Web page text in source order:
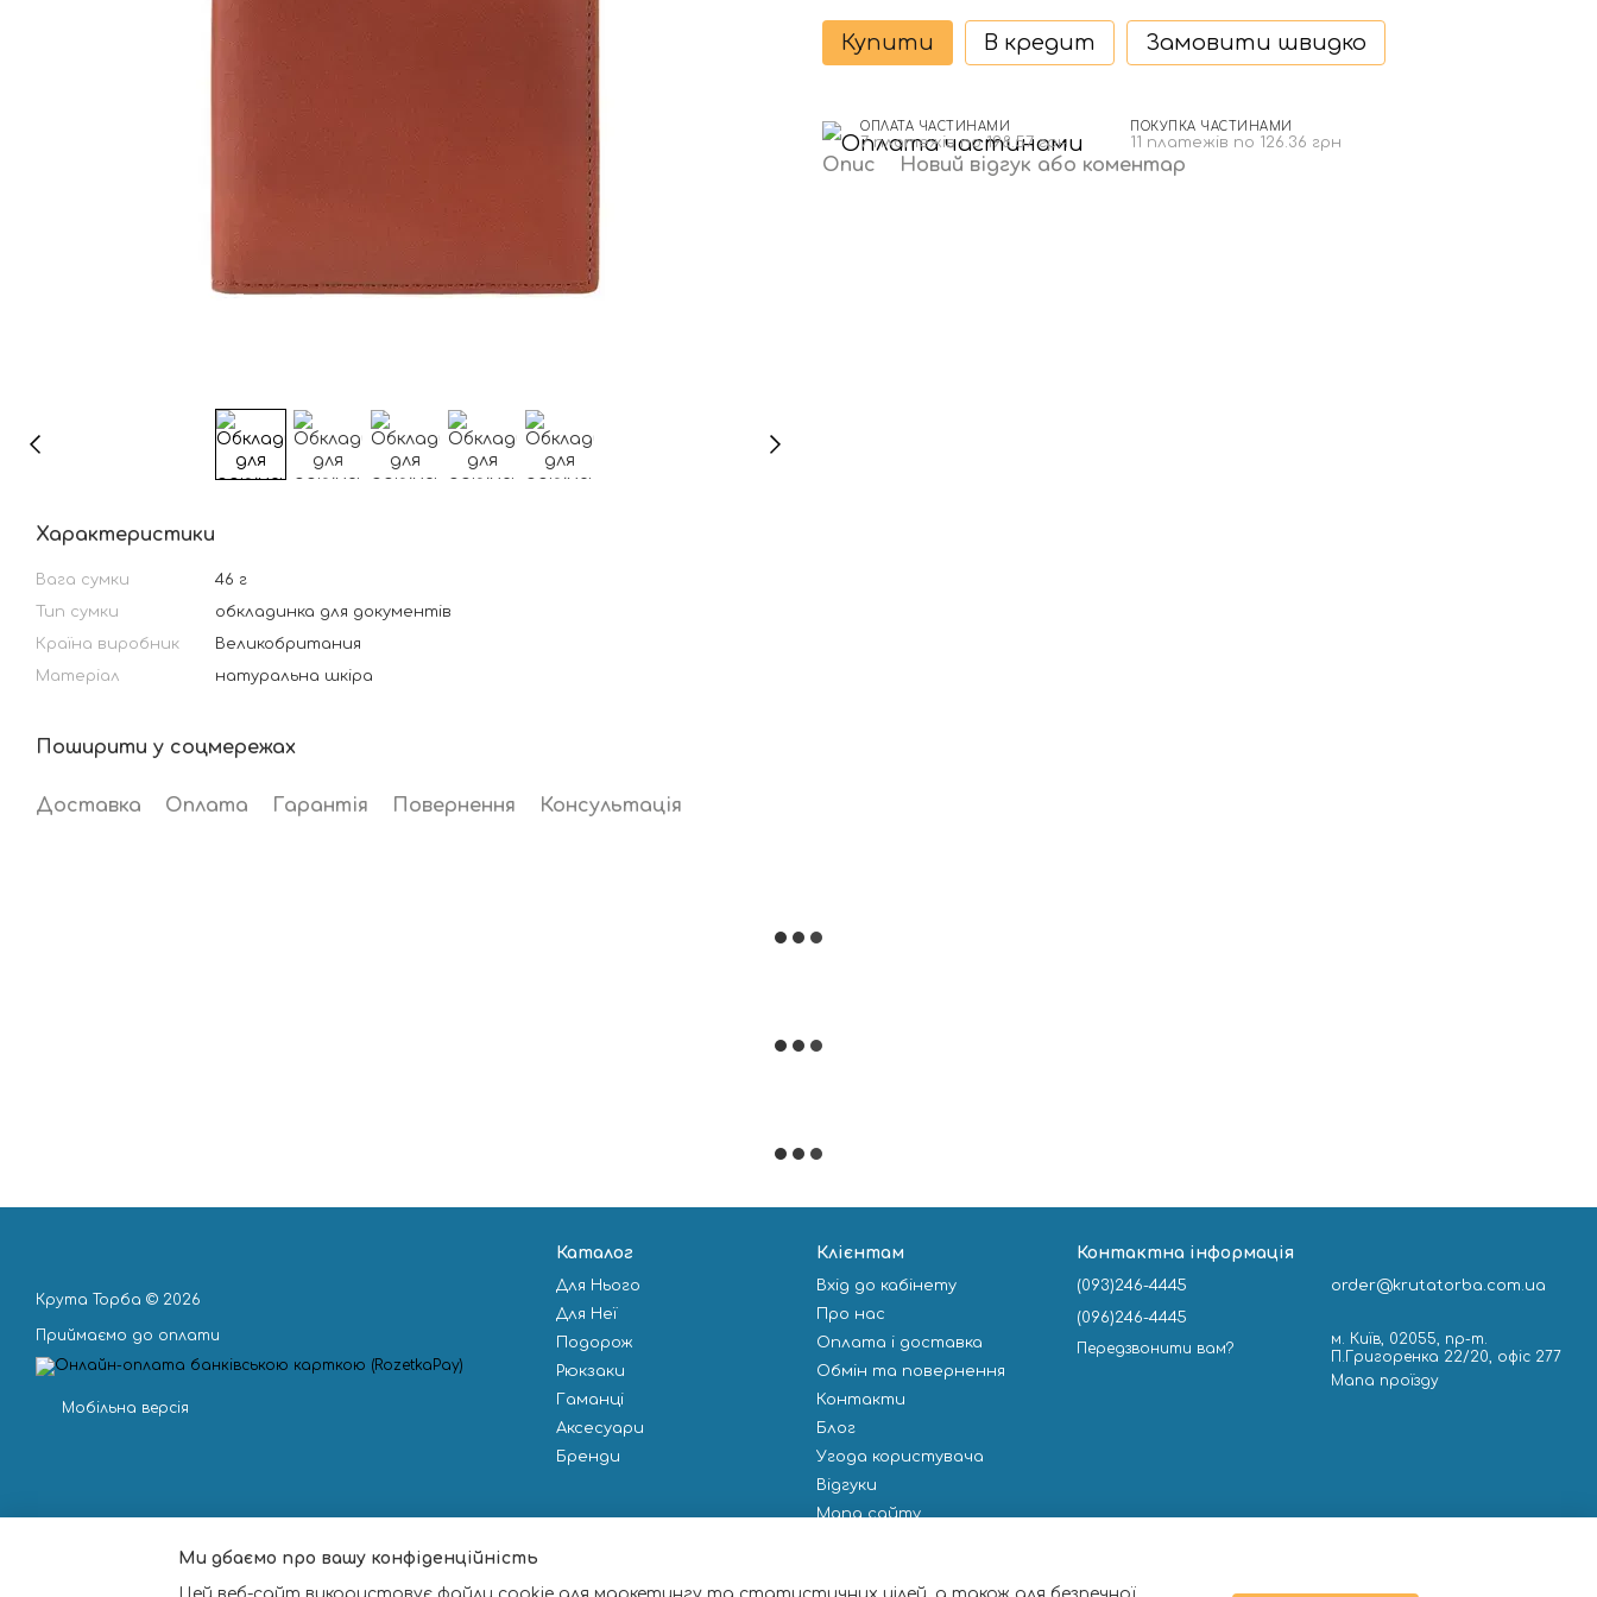
Характеристики
Вага сумки
46 г
Тип сумки
обкладинка для документів
Країна виробник
Великобритания
Матеріал
натуральна шкіра
Поширити у соцмережах
Доставка Оплата Гарантія Повернення Консультація
Купити В кредит Замовити швидко
ОПЛАТА ЧАСТИНАМИ
7 платежів по 198.57 грн
ПОКУПКА ЧАСТИНАМИ
11 платежів по 126.36 грн
Опис Новий відгук або коментар
Крута Торба © 2026
Приймаємо до оплати
Мобільна версія
Каталог
Для Нього
Для Неї
Подорож
Рюкзаки
Гаманці
Аксесуари
Бренди
Клієнтам
Вхід до кабінету
Про нас
Оплата і доставка
Обмін та повернення
Контакти
Блог
Угода користувача
Відгуки
Мапа сайту
Ми в соцмережах
Контактна інформація
(093)246-4445
(096)246-4445
Передзвонити вам?
order@krutatorba.com.ua
м. Київ, 02055, пр-т.
П.Григоренка 22/20, офіс 277
Мапа проїзду
Ми дбаємо про вашу конфіденційність